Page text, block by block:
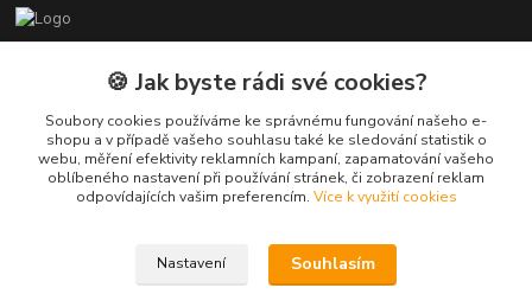
Tomáš Placatka
+420 728 969 499
info@3dtisktopla-shop.cz
🍪 Jak byste rádi své cookies?
Soubory cookies používáme ke správnému fungování našeho e-
shopu a v případě vašeho souhlasu také ke sledování statistik o
webu, měření efektivity reklamních kampaní, zapamatování vašeho
oblíbeného nastavení při používání stránek, či zobrazení reklam
odpovídajících vašim preferencím. Více k využití cookies
Nastavení Souhlasím